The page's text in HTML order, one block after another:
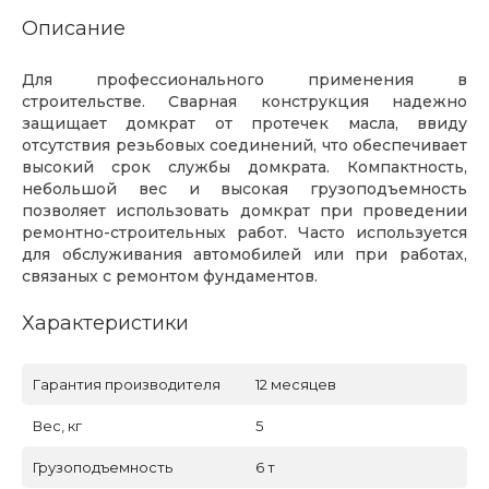
Описание
Для профессионального применения в
строительстве. Сварная конструкция надежно
защищает домкрат от протечек масла, ввиду
отсутствия резьбовых соединений, что обеспечивает
высокий срок службы домкрата. Компактность,
небольшой вес и высокая грузоподъемность
позволяет использовать домкрат при проведении
ремонтно-строительных работ. Часто используется
для обслуживания автомобилей или при работах,
связаных с ремонтом фундаментов.
Характеристики
Гарантия производителя 12 месяцев
Вес, кг 5
Грузоподъемность 6 т